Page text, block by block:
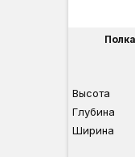
Высота
Глубина
Ширина